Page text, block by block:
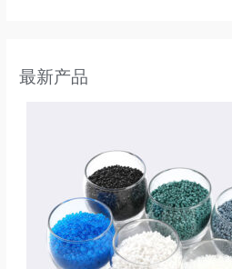
最新产品